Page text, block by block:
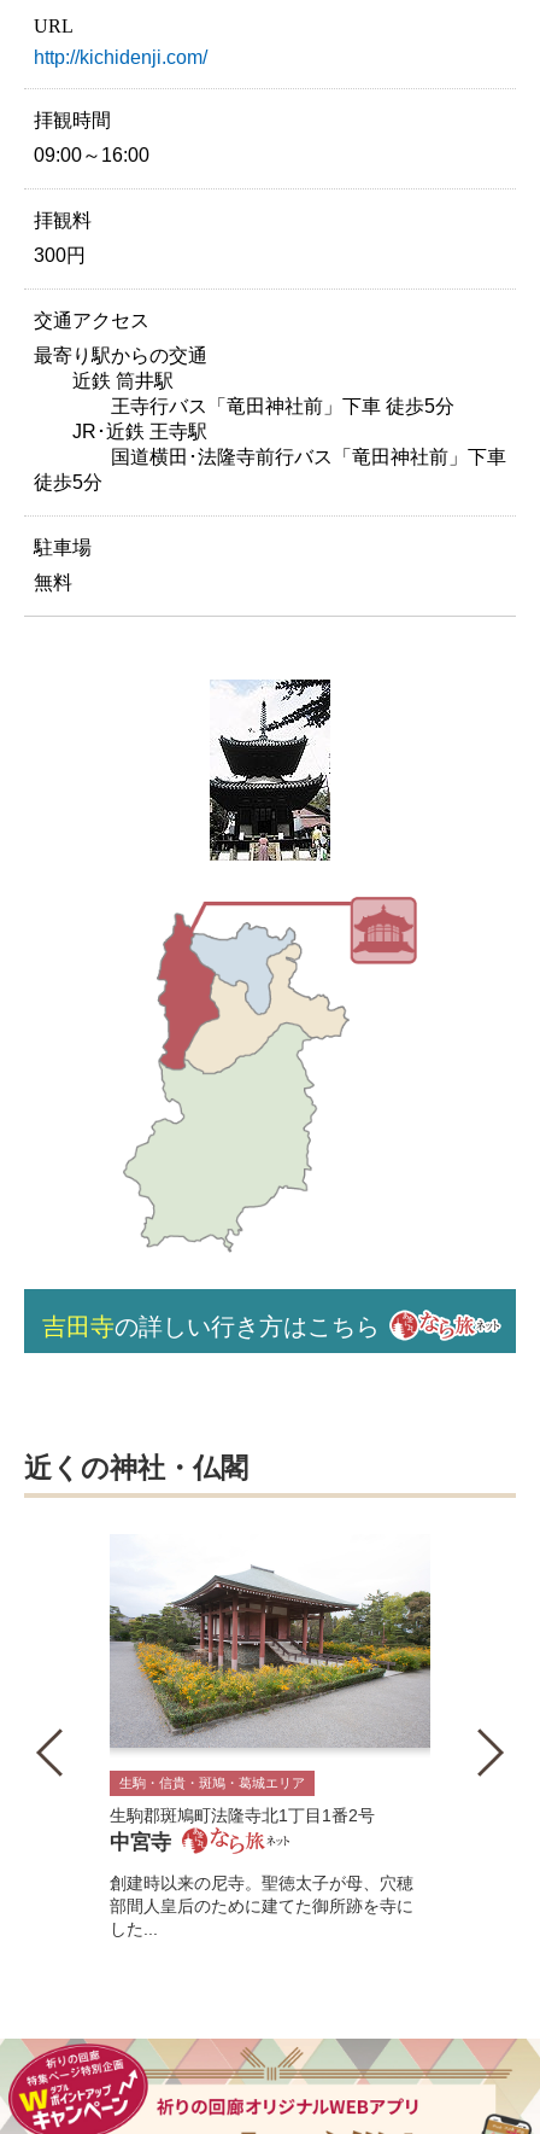
URL
http://kichidenji.com/
拝観時間
09:00～16:00
拝観料
300円
交通アクセス
最寄り駅からの交通
近鉄 筒井駅
王寺行バス「竜田神社前」下車 徒歩5分
JR･近鉄 王寺駅
国道横田･法隆寺前行バス「竜田神社前」下車
徒歩5分
駐車場
無料
吉田寺の詳しい行き方はこちら
近くの神社・仏閣
生駒・信貴・斑鳩・葛城エリア
生駒郡斑鳩町法隆寺北1丁目1番2号
中宮寺
創建時以来の尼寺。聖徳太子が母、穴穂
部間人皇后のために建てた御所跡を寺に
した...